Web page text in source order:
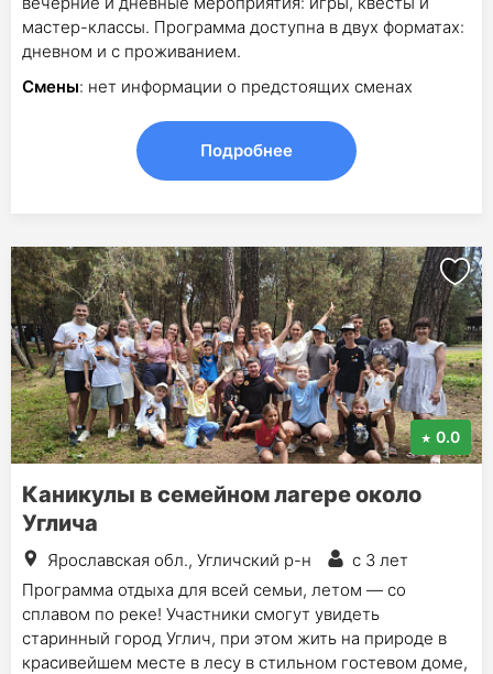
мастер-классы. Программа доступна в двух форматах:
дневном и с проживанием.
Смены: нет информации о предстоящих сменах
Подробнее
0.0
Каникулы в семейном лагере около
Углича
Ярославская обл., Угличский р-н
с 3 лет
Программа отдыха для всей семьи, летом — со
сплавом по реке! Участники смогут увидеть
старинный город Углич, при этом жить на природе в
красивейшем месте в лесу в стильном гостевом доме,